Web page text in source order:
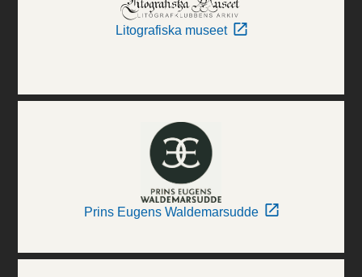
Litografiska museet
Prins Eugens Waldemarsudde